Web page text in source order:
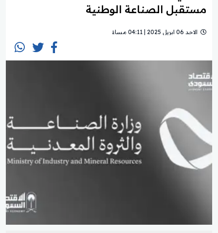
مستقبل الصناعة الوطنية
الاحد 06 ابريل 2025 | 04:11 مساءً